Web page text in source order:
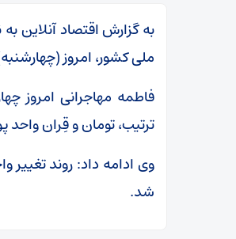
به گزارش اقتصاد آنلاین
ملی کشور، امروز
فاطمه مهاجرانی امروز
ترتیب، تومان و قِران
وی ادامه داد: روند تغییر
شد.